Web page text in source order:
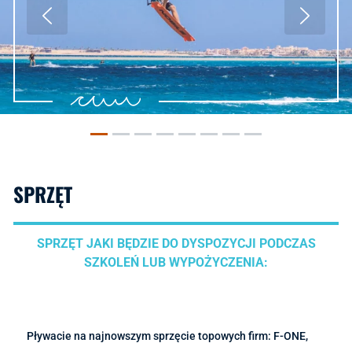
SPRZĘT
SPRZĘT JAKI BĘDZIE DO DYSPOZYCJI PODCZAS
SZKOLEŃ LUB WYPOŻYCZENIA:
Pływacie na najnowszym sprzęcie topowych firm: F-ONE,